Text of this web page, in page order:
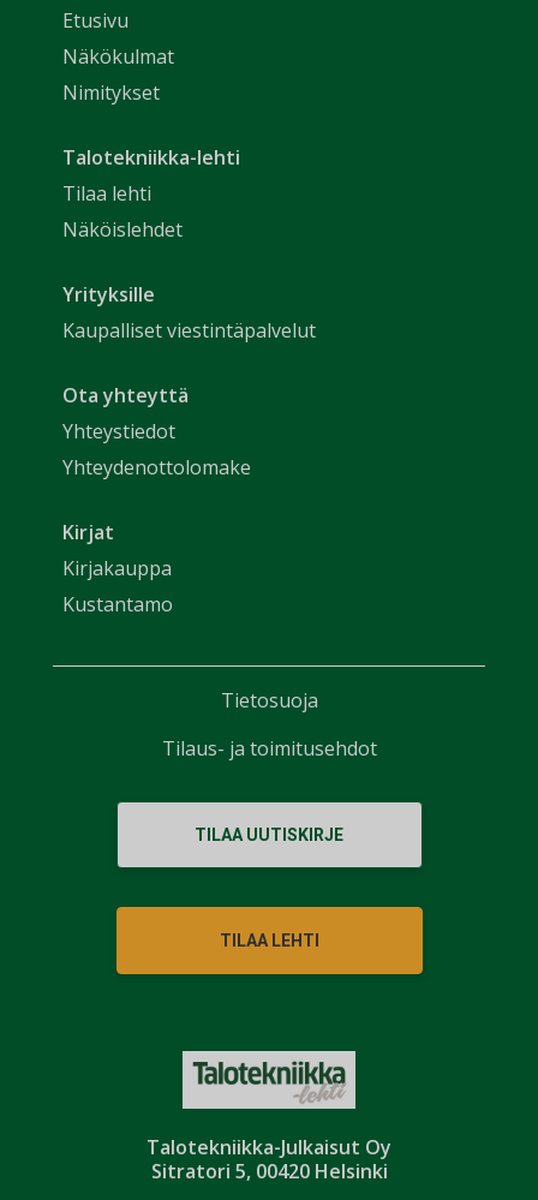
Talotekniikka-Julkaisut Oy
Sitratori 5, 00420 Helsinki
Etusivu
Näkökulmat
Nimitykset
Talotekniikka-lehti
Tilaa lehti
Näköislehdet
Yrityksille
Kaupalliset viestintäpalvelut
Ota yhteyttä
Yhteystiedot
Yhteydenottolomake
Kirjat
Kirjakauppa
Kustantamo
TILAA UUTISKIRJE
TILAA LEHTI
Tietosuoja
Tilaus- ja toimitusehdot